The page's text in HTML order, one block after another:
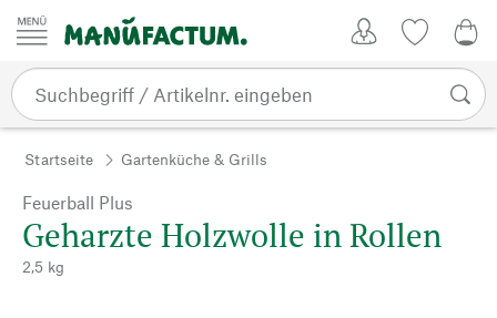
Zum Inhalt springen
Startseite Gartenküche & Grills
Feuerball Plus
Geharzte Holzwolle in Rollen
2,5 kg